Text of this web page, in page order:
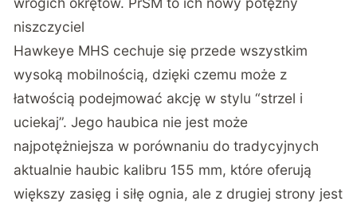
niszczyciel
Hawkeye MHS cechuje się przede wszystkim
wysoką mobilnością, dzięki czemu może z
łatwością podejmować akcję w stylu “strzel i
uciekaj”. Jego haubica nie jest może
najpotężniejsza w porównaniu do tradycyjnych
aktualnie haubic kalibru 155 mm, które oferują
większy zasięg i siłę ognia, ale z drugiej strony jest